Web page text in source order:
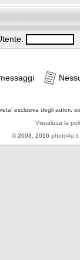
esclusiva degli autori,
Visualizza la
© 2003, 2016 photo4u.it